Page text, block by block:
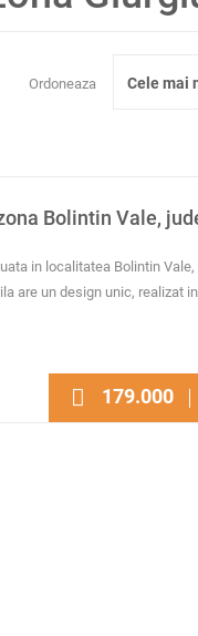
Ordoneaza
Cele mai
Bolintin Vale,
in localitatea Bolintin
are un design unic, realizat
179.000